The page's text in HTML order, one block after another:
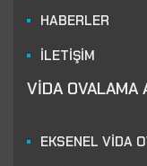
HABERLER
İLETİŞİM
VİDA OVALAMA
EKSENEL VİDA